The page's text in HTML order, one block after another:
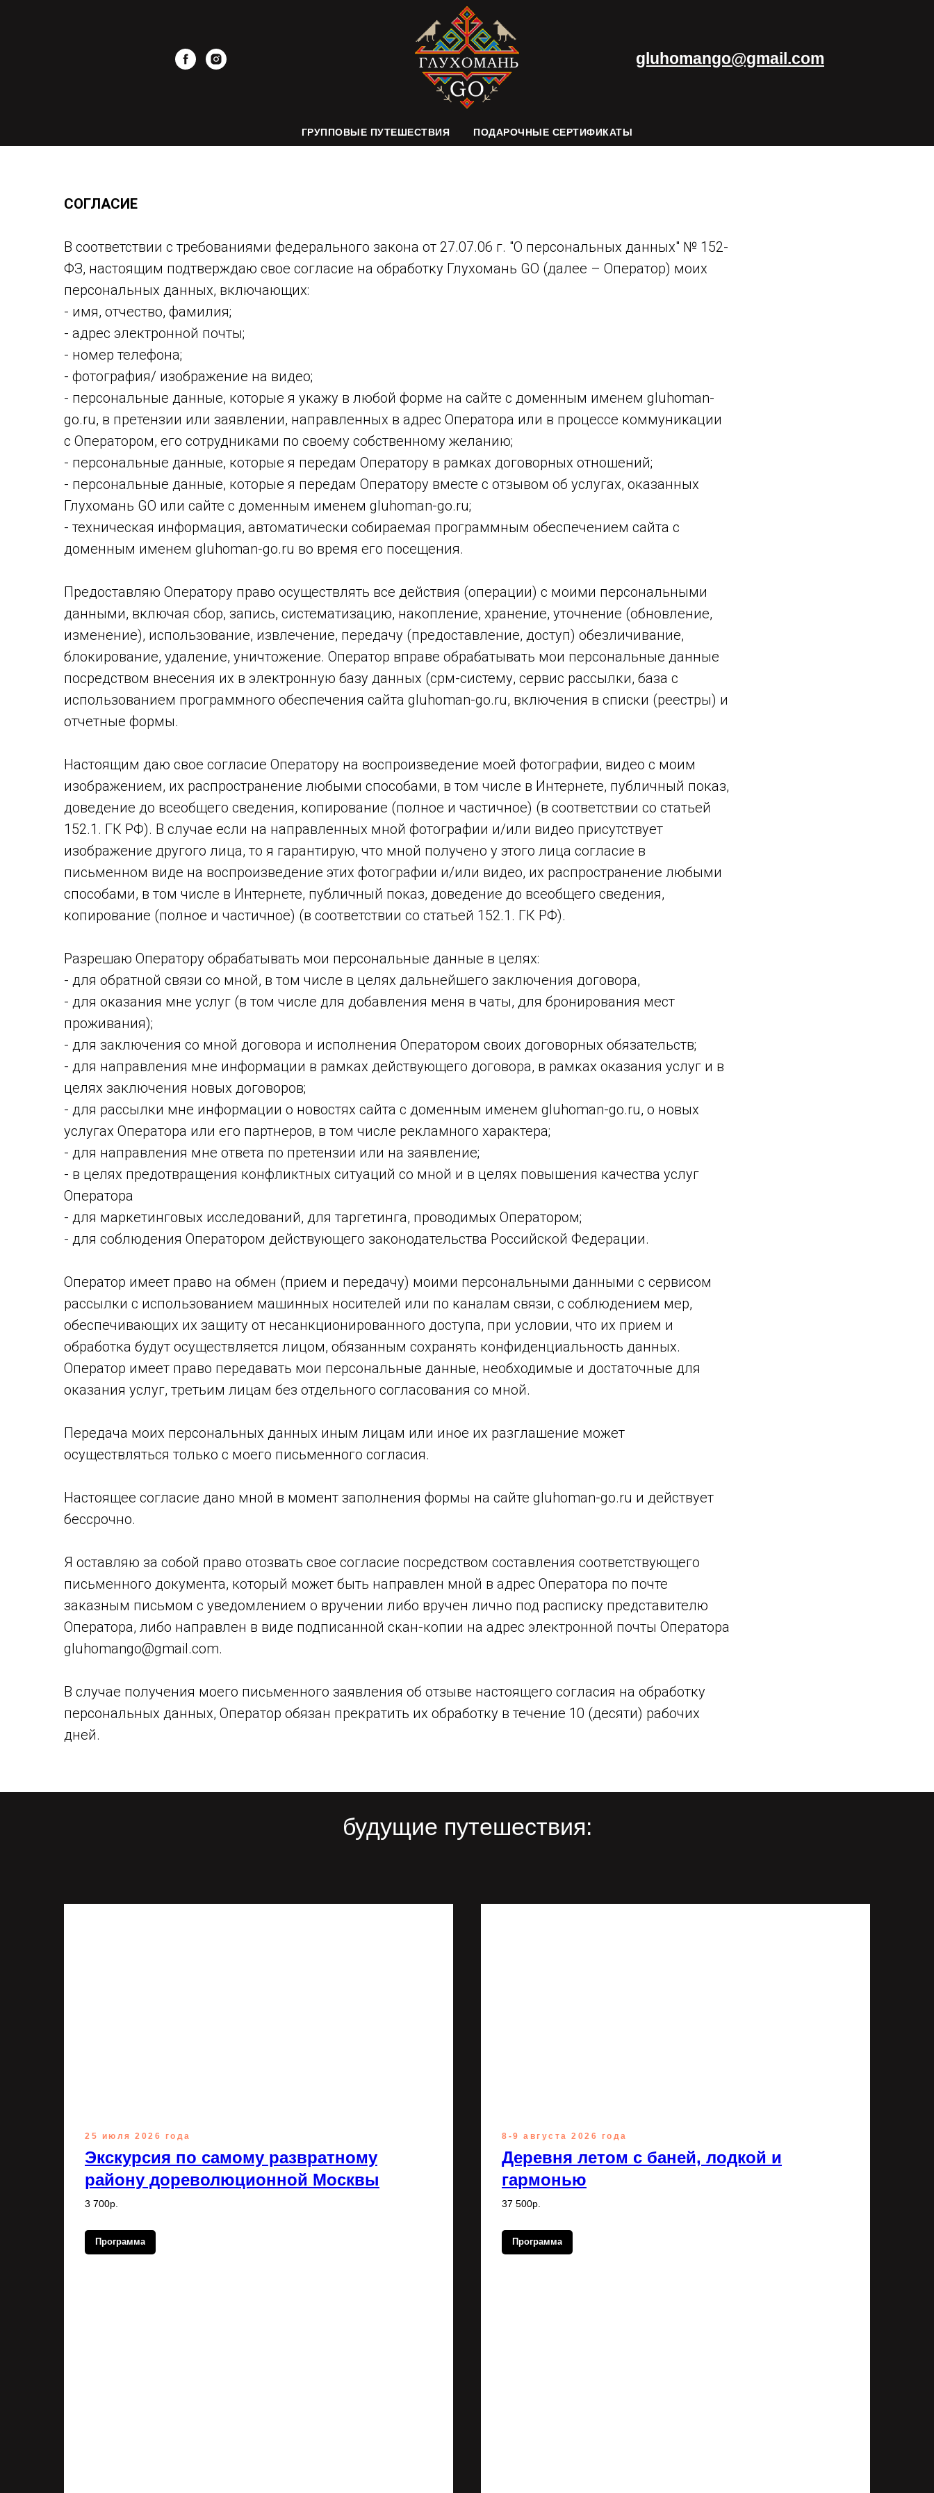
gluhomango@gmail.com
ГРУППОВЫЕ ПУТЕШЕСТВИЯ ПОДАРОЧНЫЕ СЕРТИФИКАТЫ
СОГЛАСИЕ
В соответствии с требованиями федерального закона от 27.07.06 г. "О персональных данных" № 152-
ФЗ, настоящим подтверждаю свое согласие на обработку Глухомань GO (далее – Оператор) моих
персональных данных, включающих:
- имя, отчество, фамилия;
- адрес электронной почты;
- номер телефона;
- фотография/ изображение на видео;
- персональные данные, которые я укажу в любой форме на сайте с доменным именем gluhoman-
go.ru, в претензии или заявлении, направленных в адрес Оператора или в процессе коммуникации
с Оператором, его сотрудниками по своему собственному желанию;
- персональные данные, которые я передам Оператору в рамках договорных отношений;
- персональные данные, которые я передам Оператору вместе с отзывом об услугах, оказанных
Глухомань GO или сайте с доменным именем gluhoman-go.ru;
- техническая информация, автоматически собираемая программным обеспечением сайта с
доменным именем gluhoman-go.ru во время его посещения.
Предоставляю Оператору право осуществлять все действия (операции) с моими персональными
данными, включая сбор, запись, систематизацию, накопление, хранение, уточнение (обновление,
изменение), использование, извлечение, передачу (предоставление, доступ) обезличивание,
блокирование, удаление, уничтожение. Оператор вправе обрабатывать мои персональные данные
посредством внесения их в электронную базу данных (срм-систему, сервис рассылки, база с
использованием программного обеспечения сайта gluhoman-go.ru, включения в списки (реестры) и
отчетные формы.
Настоящим даю свое согласие Оператору на воспроизведение моей фотографии, видео с моим
изображением, их распространение любыми способами, в том числе в Интернете, публичный показ,
доведение до всеобщего сведения, копирование (полное и частичное) (в соответствии со статьей
152.1. ГК РФ). В случае если на направленных мной фотографии и/или видео присутствует
изображение другого лица, то я гарантирую, что мной получено у этого лица согласие в
письменном виде на воспроизведение этих фотографии и/или видео, их распространение любыми
способами, в том числе в Интернете, публичный показ, доведение до всеобщего сведения,
копирование (полное и частичное) (в соответствии со статьей 152.1. ГК РФ).
Разрешаю Оператору обрабатывать мои персональные данные в целях:
- для обратной связи со мной, в том числе в целях дальнейшего заключения договора,
- для оказания мне услуг (в том числе для добавления меня в чаты, для бронирования мест
проживания);
- для заключения со мной договора и исполнения Оператором своих договорных обязательств;
- для направления мне информации в рамках действующего договора, в рамках оказания услуг и в
целях заключения новых договоров;
- для рассылки мне информации о новостях сайта с доменным именем gluhoman-go.ru, о новых
услугах Оператора или его партнеров, в том числе рекламного характера;
- для направления мне ответа по претензии или на заявление;
- в целях предотвращения конфликтных ситуаций со мной и в целях повышения качества услуг
Оператора
- для маркетинговых исследований, для таргетинга, проводимых Оператором;
- для соблюдения Оператором действующего законодательства Российской Федерации.
Оператор имеет право на обмен (прием и передачу) моими персональными данными с сервисом
рассылки с использованием машинных носителей или по каналам связи, с соблюдением мер,
обеспечивающих их защиту от несанкционированного доступа, при условии, что их прием и
обработка будут осуществляется лицом, обязанным сохранять конфиденциальность данных.
Оператор имеет право передавать мои персональные данные, необходимые и достаточные для
оказания услуг, третьим лицам без отдельного согласования со мной.
Передача моих персональных данных иным лицам или иное их разглашение может
осуществляться только с моего письменного согласия.
Настоящее согласие дано мной в момент заполнения формы на сайте gluhoman-go.ru и действует
бессрочно.
Я оставляю за собой право отозвать свое согласие посредством составления соответствующего
письменного документа, который может быть направлен мной в адрес Оператора по почте
заказным письмом с уведомлением о вручении либо вручен лично под расписку представителю
Оператора, либо направлен в виде подписанной скан-копии на адрес электронной почты Оператора
gluhomango@gmail.com.
В случае получения моего письменного заявления об отзыве настоящего согласия на обработку
персональных данных, Оператор обязан прекратить их обработку в течение 10 (десяти) рабочих
дней.
будущие путешествия:
25 июля 2026 года
Экскурсия по самому развратному
району дореволюционной Москвы
3 700р.
Программа
8-9 августа 2026 года
Деревня летом с баней, лодкой и
гармонью
37 500р.
Программа